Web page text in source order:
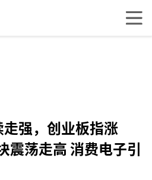
强，创业板指涨
震荡走高 消费电子引